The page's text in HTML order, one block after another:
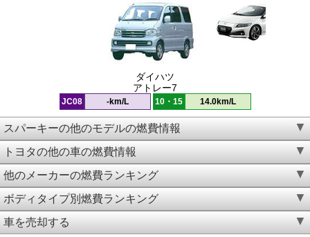
ダイハツ
アトレー7
JC08 -km/L 10・15 14.0km/L
スパーキーの他のモデルの燃費情報
トヨタの他の車の燃費情報
他のメーカーの燃費ランキング
ボディタイプ別燃費ランキング
車を売却する